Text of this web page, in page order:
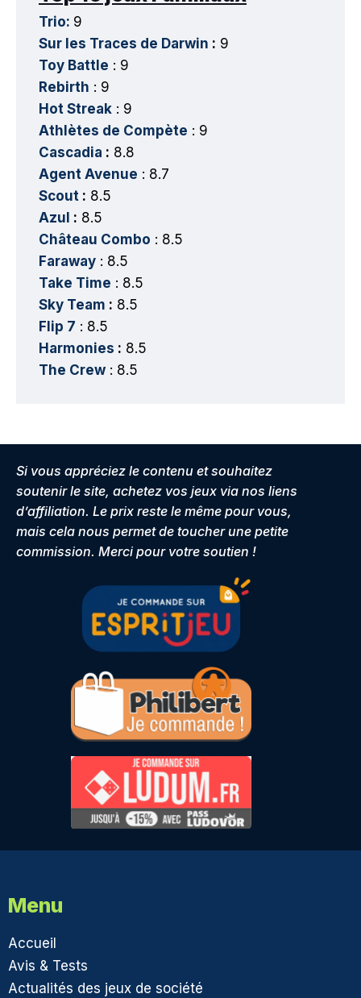
Trio: 9
Sur les Traces de Darwin : 9
Toy Battle : 9
Rebirth : 9
Hot Streak : 9
Athlètes de Compète : 9
Cascadia : 8.8
Agent Avenue : 8.7
Scout : 8.5
Azul : 8.5
Château Combo : 8.5
Faraway : 8.5
Take Time : 8.5
Sky Team : 8.5
Flip 7 : 8.5
Harmonies : 8.5
The Crew : 8.5
Si vous appréciez le contenu et souhaitez
soutenir le site, achetez vos jeux via nos liens
d’affiliation. Le prix reste le même pour vous,
mais cela nous permet de toucher une petite
commission. Merci pour votre soutien !
Menu
Accueil
Avis & Tests
Actualités des jeux de société